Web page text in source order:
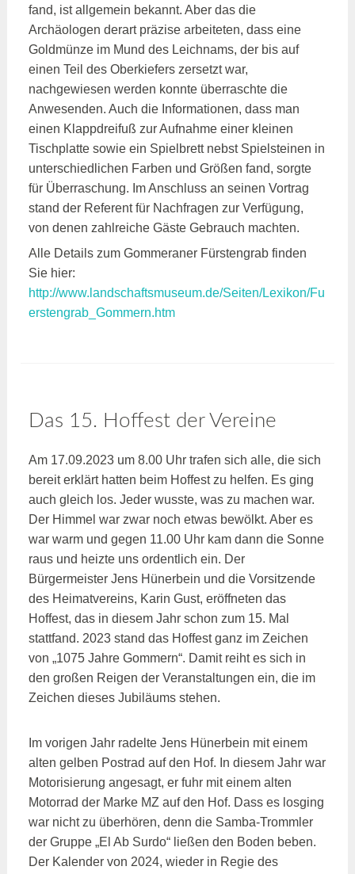
fand, ist allgemein bekannt. Aber das die
Archäologen derart präzise arbeiteten, dass eine
Goldmünze im Mund des Leichnams, der bis auf
einen Teil des Oberkiefers zersetzt war,
nachgewiesen werden konnte überraschte die
Anwesenden. Auch die Informationen, dass man
einen Klappdreifuß zur Aufnahme einer kleinen
Tischplatte sowie ein Spielbrett nebst Spielsteinen in
unterschiedlichen Farben und Größen fand, sorgte
für Überraschung. Im Anschluss an seinen Vortrag
stand der Referent für Nachfragen zur Verfügung,
von denen zahlreiche Gäste Gebrauch machten.
Alle Details zum Gommeraner Fürstengrab finden
Sie hier:
http://www.landschaftsmuseum.de/Seiten/Lexikon/Fu
erstengrab_Gommern.htm
Das 15. Hoffest der Vereine
Am 17.09.2023 um 8.00 Uhr trafen sich alle, die sich
bereit erklärt hatten beim Hoffest zu helfen. Es ging
auch gleich los. Jeder wusste, was zu machen war.
Der Himmel war zwar noch etwas bewölkt. Aber es
war warm und gegen 11.00 Uhr kam dann die Sonne
raus und heizte uns ordentlich ein. Der
Bürgermeister Jens Hünerbein und die Vorsitzende
des Heimatvereins, Karin Gust, eröffneten das
Hoffest, das in diesem Jahr schon zum 15. Mal
stattfand. 2023 stand das Hoffest ganz im Zeichen
von „1075 Jahre Gommern“. Damit reiht es sich in
den großen Reigen der Veranstaltungen ein, die im
Zeichen dieses Jubiläums stehen.
Im vorigen Jahr radelte Jens Hünerbein mit einem
alten gelben Postrad auf den Hof. In diesem Jahr war
Motorisierung angesagt, er fuhr mit einem alten
Motorrad der Marke MZ auf den Hof. Dass es losging
war nicht zu überhören, denn die Samba-Trommler
der Gruppe „El Ab Surdo“ ließen den Boden beben.
Der Kalender von 2024, wieder in Regie des